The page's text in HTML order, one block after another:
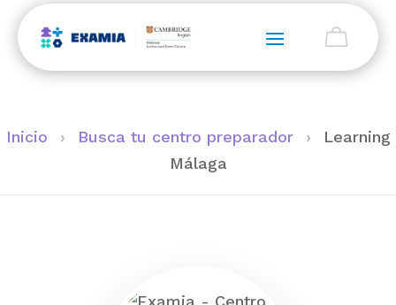
Inicio › Busca tu centro preparador ›
Learning
Málaga